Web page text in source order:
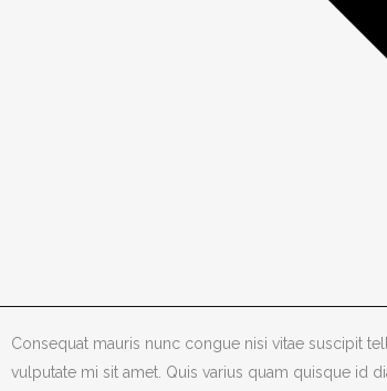
Consequat mauris nunc congue nisi vitae suscipit
vulputate mi sit amet. Quis varius quam quisque id